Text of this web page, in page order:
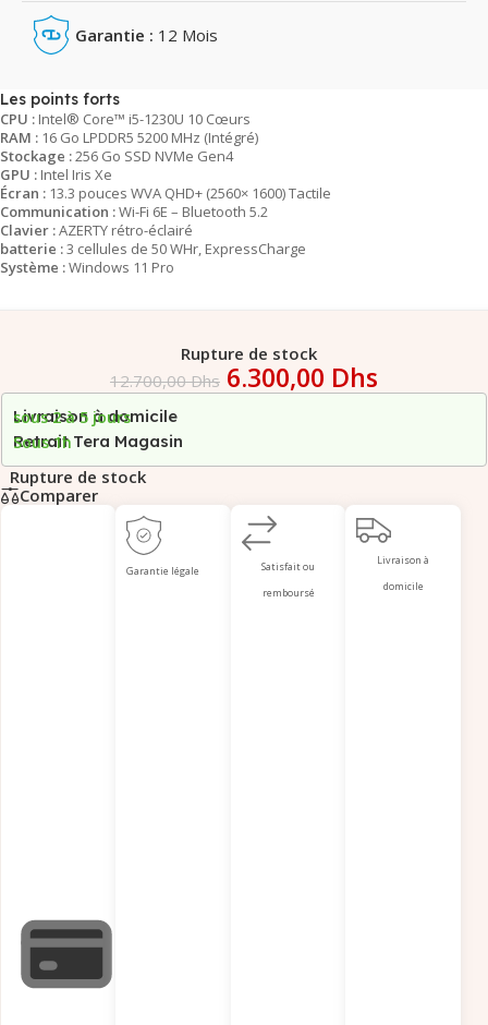
Garantie : 12 Mois
Les points forts
CPU : Intel® Core™ i5-1230U 10 Cœurs
RAM : 16 Go LPDDR5 5200 MHz (Intégré)
Stockage :256 Go SSD NVMe Gen4
GPU : Intel Iris Xe
Écran : 13.3 pouces WVA QHD+ (2560× 1600) Tactile
Communication :Wi-Fi 6E – Bluetooth 5.2
Clavier :AZERTY rétro-éclairé
batterie :3 cellules de 50 WHr, ExpressCharge
Système :Windows 11 Pro
Rupture de stock
12.700,00Dhs 6.300,00 Dhs
Livraison à domicile
sous 2 à 5 jours
Retrait Tera Magasin
Sous 1h
Rupture de stock
Comparer
Garantie légale
Satisfait ou
remboursé
Livraison à
domicile